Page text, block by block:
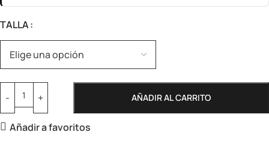
TALLA
AÑADIR AL CARRITO
Añadir a favoritos